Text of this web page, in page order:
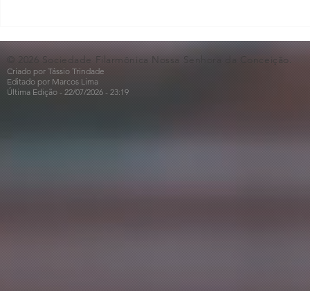
🎵🎶
ao Dia dos
© 2026 Sociedade Filarmônica Nossa Senhora da Conceição.
Criado por Tássio Trindade
Editado por Marcos Lima
Última Edição - 22/07/2026 - 23:19